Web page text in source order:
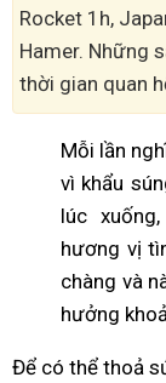
Rocket 1h,
Hamer. Những
thời gian quan
Mỗi lần
vì khẩu
lúc
hương vị
chàng và
hưởng
Để có thể thoả